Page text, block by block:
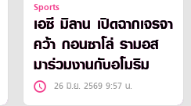
Sports
เอซี มิลาน เปิดฉากเจรจา
คว้า กอนซาโล่ รามอส
มาร่วมงานกับอโมริม
26 มิ.ย. 2569 9:57 น.